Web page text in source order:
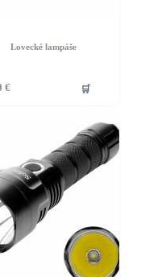
Lovecké lampáše
€ 🛒